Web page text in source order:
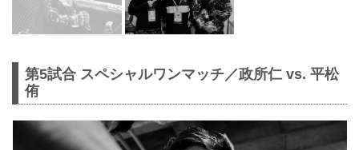
第5試合 スペシャルワンマッチ／政所仁 vs. 平松
侑